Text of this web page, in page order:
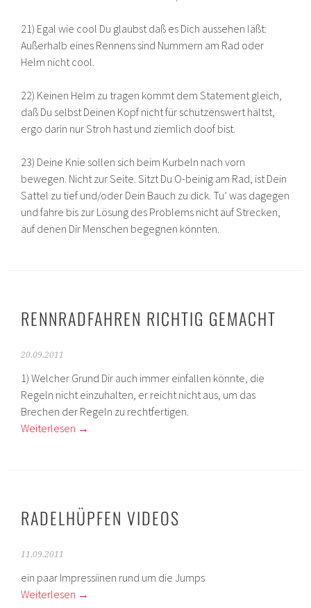
21) Egal wie cool Du glaubst daß es Dich aussehen läßt:
Außerhalb eines Rennens sind Nummern am Rad oder
Helm nicht cool.
22) Keinen Helm zu tragen kommt dem Statement gleich,
daß Du selbst Deinen Kopf nicht für schützenswert hältst,
ergo darin nur Stroh hast und ziemlich doof bist.
23) Deine Knie sollen sich beim Kurbeln nach vorn
bewegen. Nicht zur Seite. Sitzt Du O-beinig am Rad, ist Dein
Sattel zu tief und/oder Dein Bauch zu dick. Tu’ was dagegen
und fahre bis zur Lösung des Problems nicht auf Strecken,
auf denen Dir Menschen begegnen könnten.
RENNRADFAHREN RICHTIG GEMACHT
20.09.2011
1) Welcher Grund Dir auch immer einfallen könnte, die
Regeln nicht einzuhalten, er reicht nicht aus, um das
Brechen der Regeln zu rechtfertigen.
Weiterlesen →
RADELHÜPFEN VIDEOS
11.09.2011
ein paar Impressiinen rund um die Jumps
Weiterlesen →